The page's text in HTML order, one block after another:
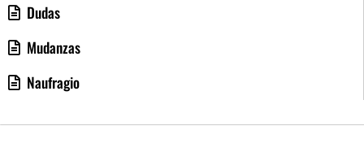
Dudas
Mudanzas
Naufragio